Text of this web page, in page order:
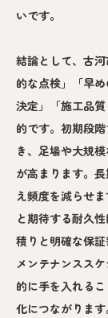
いです。
結論として、古
的な点検」「早
決定」「施工品
的です。初期段
き、足場や大規
が高まります。
え頻度を減らせ
と期待する耐久
積りと明確な保
メンテナンスス
的に手を入れる
化につながります